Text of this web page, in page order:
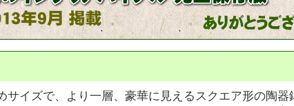
サイズで、より一層、豪華に見えるスクエア形の陶